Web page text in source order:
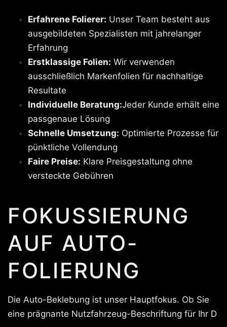
Erfahrene Folierer: Unser Team besteht aus
ausgebildeten Spezialisten mit jahrelanger
Erfahrung
Erstklassige Folien: Wir verwenden
ausschließlich Markenfolien für nachhaltige
Resultate
Individuelle Beratung:Jeder Kunde erhält eine
passgenaue Lösung
Schnelle Umsetzung: Optimierte Prozesse für
pünktliche Vollendung
Faire Preise: Klare Preisgestaltung ohne
versteckte Gebühren
FOKUSSIERUNG
AUF AUTO-
FOLIERUNG
Die Auto-Beklebung ist unser Hauptfokus. Ob Sie
eine prägnante Nutzfahrzeug-Beschriftung für Ihr D